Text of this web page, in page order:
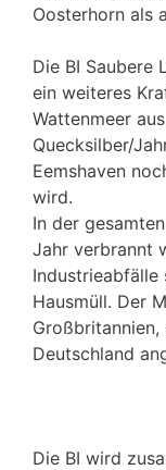
Oosterhorn als
Die BI Saubere
ein weiteres
Wattenmeer
Quecksilber/
Eemshaven
wird.
In der
Jahr verbrannt
Hausmüll. Der
Großbritannien,
Deutschland
Die BI wird